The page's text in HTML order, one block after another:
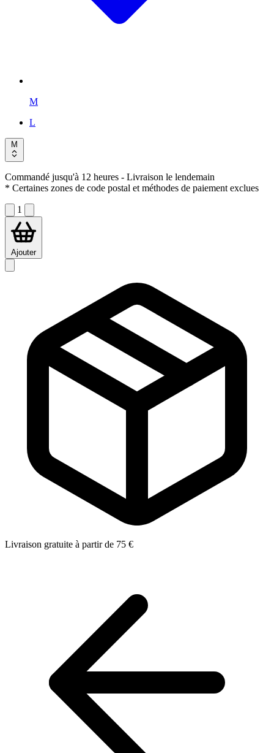
M
L
M
Commandé jusqu'à 12 heures - Livraison le lendemain
* Certaines zones de code postal et méthodes de paiement exclues
1
Ajouter
Livraison gratuite à partir de 75 €